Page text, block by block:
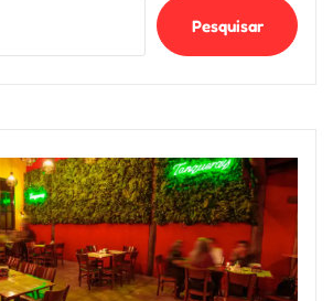
Pesquisar